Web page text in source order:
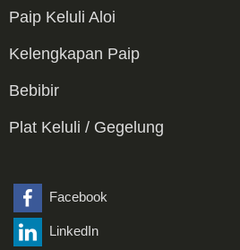
Paip Kimpalan Keluli Karbon
Paip LSAW Keluli Karbon
Paip ERW Keluli Karbon
Paip SSAW Keluli Karbon
Paip Selongsong dan Tiub OCTG
Paip 304
316 Paip
Paip Lancar Keluli Tahan Karat
Paip Kimpalan Keluli Tahan Karat
Paip Kimpalan Keluli Dupleks
Paip Keluli Aloi
Paip Lancar Keluli Aloi
Paip Kimpalan Keluli Aloi
Kelengkapan Paip
Kelengkapan Keluli Karbon
Kelengkapan Keluli Tahan Karat
Bebibir
Bebibir
Plat Keluli / Gegelung
Plat Keluli Tahan Karat
Gegelung Keluli Karbon
Facebook
LinkedIn